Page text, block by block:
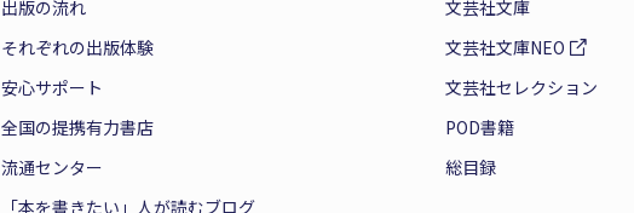
出版の流れ
それぞれの出版体験
安心サポート
全国の提携有力書店
流通センター
「本を書きたい」人が読むブログ
文芸社文庫
文芸社文庫NEO
文芸社セレクション
POD書籍
総目録